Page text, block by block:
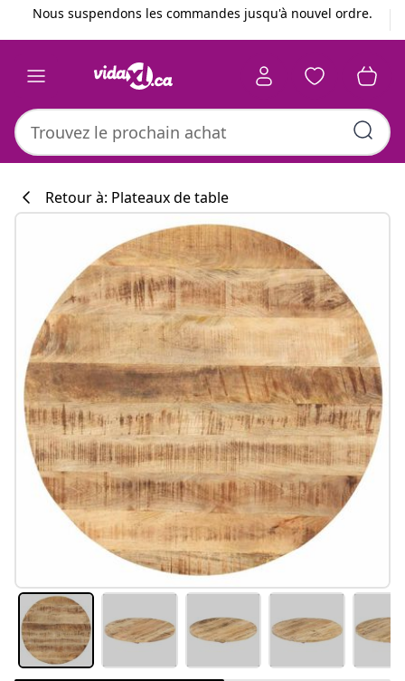
Précédent
Suivant
Nous suspendons les commandes jusqu'à nouvel ordre.
Retour à: Plateaux de table